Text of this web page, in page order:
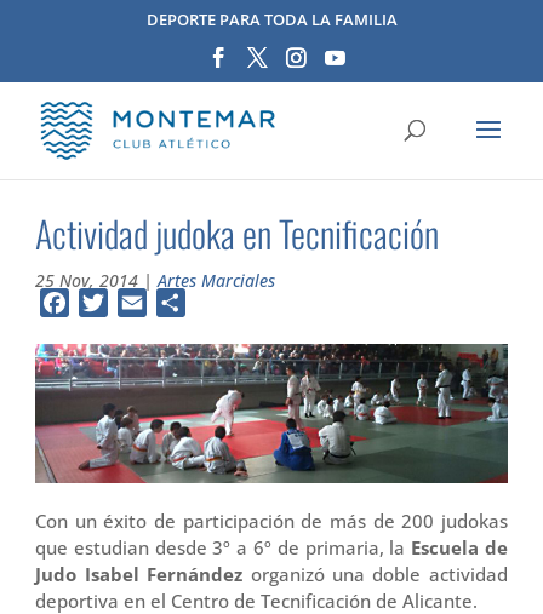
DEPORTE PARA TODA LA FAMILIA
Actividad judoka en Tecnificación
25 Nov, 2014 |Artes Marciales
FacebookTwitterEmail
Con un éxito de participación de más de 200 judokas
que estudian desde 3º a 6º de primaria, la Escuela de
Judo Isabel Fernández organizó una doble actividad
deportiva en el Centro de Tecnificación de Alicante.